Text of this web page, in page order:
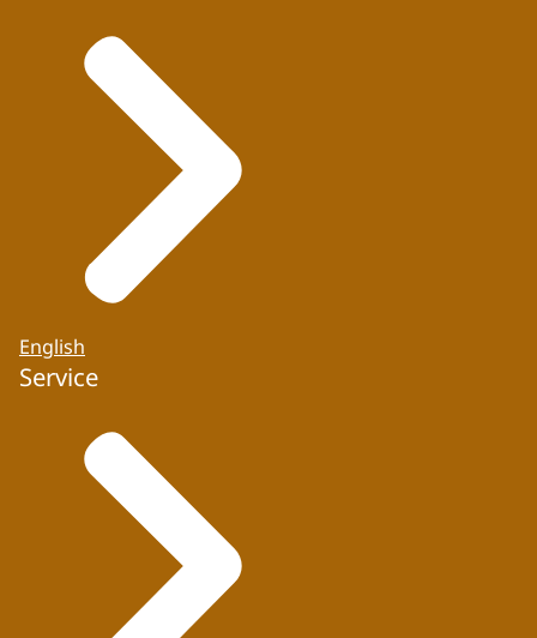
English
Service